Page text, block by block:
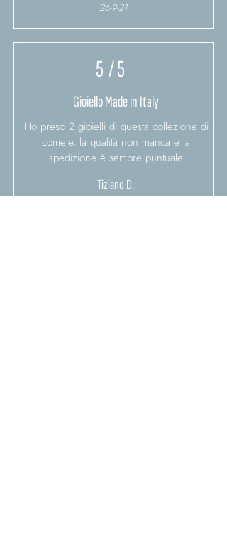
26-9-21
5/ 5
Gioiello Made in Italy
Ho preso 2 gioielli di questa collezione di
comete, la qualità non manca e la
spedizione è sempre puntuale
Tiziano D.